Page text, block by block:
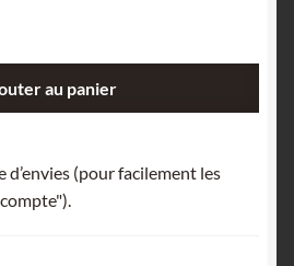
au panier
d’envies (pour facilement les